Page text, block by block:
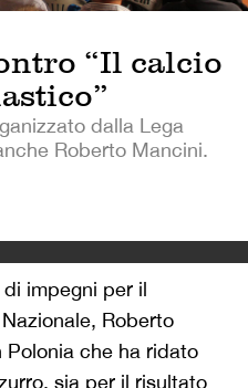
“Il calcio
dalla Lega
Roberto Mancini.
impegni per il
Roberto
che ha ridato
sia per il risultato